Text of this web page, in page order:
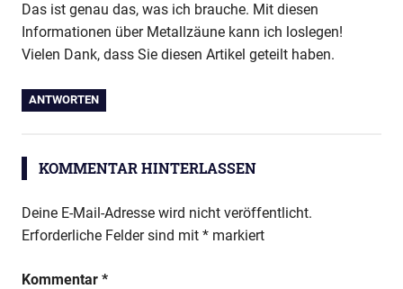
Das ist genau das, was ich brauche. Mit diesen
Informationen über Metallzäune kann ich loslegen!
Vielen Dank, dass Sie diesen Artikel geteilt haben.
ANTWORTEN
KOMMENTAR HINTERLASSEN
Deine E-Mail-Adresse wird nicht veröffentlicht.
Erforderliche Felder sind mit * markiert
Kommentar *